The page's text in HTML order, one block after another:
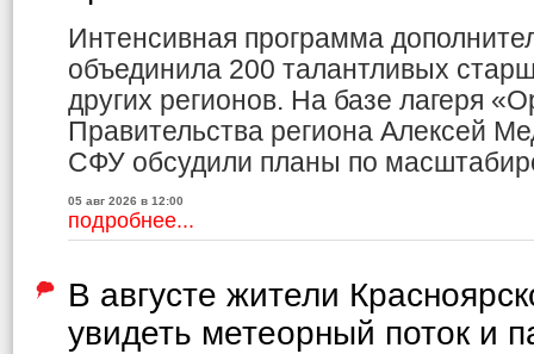
Интенсивная программа
объединила 200 талантливых
других регионов. На базе лагеря
Правительства региона Алексей
СФУ обсудили планы по
05 авг 2026 в 12:00
подробнее...
В августе жители
увидеть метеорный поток и